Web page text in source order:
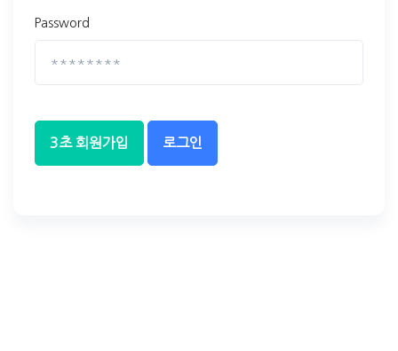
Password
3초 회원가입 로그인